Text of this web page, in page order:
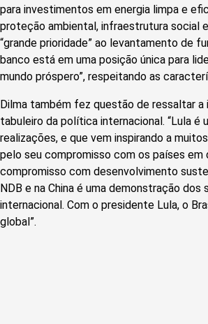
para investimentos em energia limpa e
proteção ambiental, infraestrutura social
“grande prioridade” ao levantamento de
banco está em uma posição única para
mundo próspero”, respeitando as
Dilma também fez questão de ressaltar
tabuleiro da política internacional. “Lula
realizações, e que vem inspirando a
pelo seu compromisso com os países
compromisso com desenvolvimento
NDB e na China é uma demonstração
internacional. Com o presidente Lula, o
global”.